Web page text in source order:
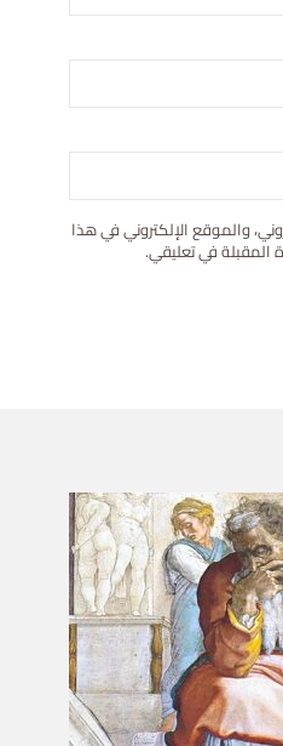
والموقع الإلكتروني في هذا
المقبلة في تعليقي.